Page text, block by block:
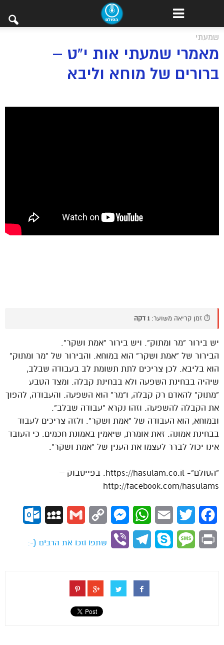
שמעתי
מאמרי שמעתי אות י”ט –
ברורים של מוחא וליבא
⏱️ זמן קריאה משוער: 1 דקה
יש בירור “מר ומתוק”. ויש בירור “אמת ושקר”.
הבירור של “אמת ושקר” הוא במוחא. והבירור של “מר ומתוק”
הוא בליבא. לכן צריכים לתת תשומת לב בעבודה שבלב,
שיהיה בבחינת השפעה ולא בבחינת קבלה. ומצד הטבע
“מתוק” להאדם רק קבלה, ו”מר” הוא השפעה. והעבודה, להפוך
את הקבלה להשפעה. וזהו נקרא “עבודה שבלב”.
ובמוחא, הוא העבודה של “אמת ושקר”. ולזה צריכים לעבוד
בבחינת אמונה. זאת אומרת, שיאמין באמונת חכמים. כי העובד
אינו יכול לברר לעצמו את הענין של “אמת ושקר”.
“הסולם”- https://hasulam.co.il. בפייסבוק –
http://facebook.com/hasulams
Facebook
Twitter
Email
WhatsApp
Messenger
Copy
Gmail
MySpace
Print
Message
Skype
Telegram
Viber
שתפו וזכו את הרבים (-: